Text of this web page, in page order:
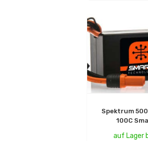
Spektrum
100C
auf Lager